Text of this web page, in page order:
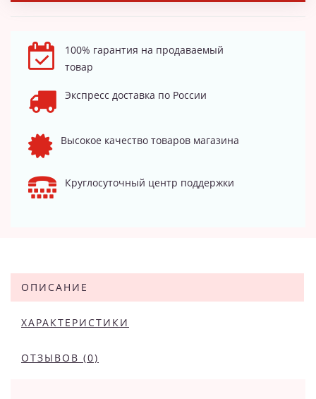
100% гарантия на продаваемый
товар
Экспресс доставка по России
Высокое качество товаров магазина
Круглосуточный центр поддержки
ОПИСАНИЕ
ХАРАКТЕРИСТИКИ
ОТЗЫВОВ (0)